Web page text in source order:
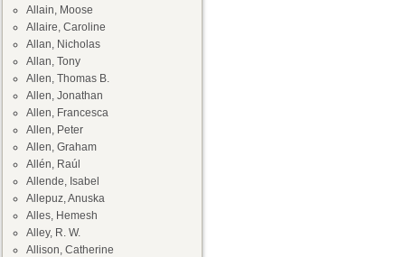
Allain, Moose
Allaire, Caroline
Allan, Nicholas
Allan, Tony
Allen, Thomas B.
Allen, Jonathan
Allen, Francesca
Allen, Peter
Allen, Graham
Allén, Raúl
Allende, Isabel
Allepuz, Anuska
Alles, Hemesh
Alley, R. W.
Allison, Catherine